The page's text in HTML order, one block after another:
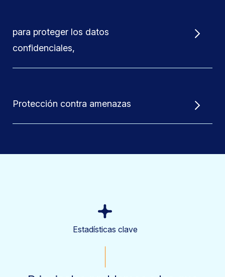
para proteger los datos
confidenciales,
Protección contra amenazas
Estadísticas clave